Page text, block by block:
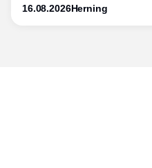
16.08.2026Herning